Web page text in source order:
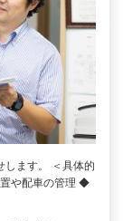
します。 ＜具体的
や配車の管理 ◆